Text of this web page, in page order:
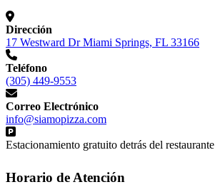
Dirección
17 Westward Dr Miami Springs, FL 33166
Teléfono
(305) 449-9553
Correo Electrónico
info@siamopizza.com
Estacionamiento gratuito detrás del restaurante
Horario de Atención